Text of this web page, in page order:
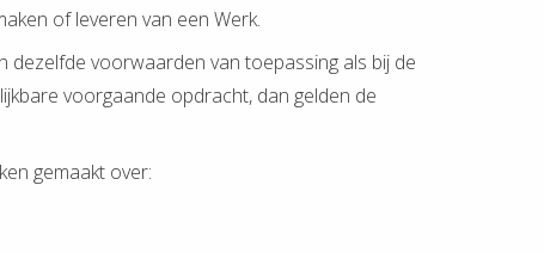
of leveren van een Werk.
voorwaarden van toepassing als bij de
voorgaande opdracht, dan gelden de
gemaakt over: